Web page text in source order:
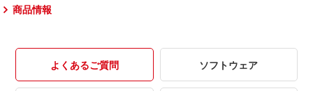
商品情報
よくあるご質問 ソフトウェア